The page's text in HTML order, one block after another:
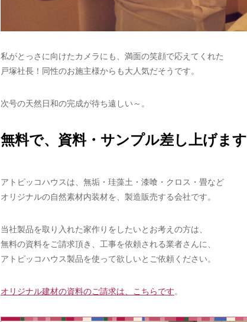
私がとっさに向けたカメラにも、満面の笑顔で応えてくれた
戸塚社長！同性のお施主様からも大人気だそうです。
次号の天然日和の完成が待ち遠しい～。
無料で、資料・サンプル差し上げます
アトピッコハウスは、無垢・珪藻土・漆喰・クロス・畳など
オリジナルの自然素材内装材を、製造販売する会社です。
当社製品を取り入れた家作りをしたいとお考えの方は、
無料の資料をご請求頂き、工事を依頼される業者さんに、
アトピッコハウス製品を使って欲しいとご依頼ください。
オリジナル建材の資料のご請求は、こちらです。